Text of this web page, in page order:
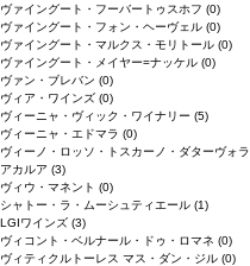
ヴァイングート・フーバートゥスホフ (0)
ヴァイングート・フォン・ヘーヴェル (0)
ヴァイングート・マルクス・モリトール (0)
ヴァイングート・メイヤー=ナッケル (0)
ヴァン・ブレバン (0)
ヴィア・ワインズ (0)
ヴィーニャ・ヴィック・ワイナリー (5)
ヴィーニャ・エドマラ (0)
ヴィーノ・ロッソ・トスカーノ・ダターヴォラ
アカルア (3)
ヴィウ・マネント (0)
シャトー・ラ・ムーシュティエール (1)
LGIワインズ (3)
ヴィコント・ベルナール・ドゥ・ロマネ (0)
ヴィティクルトーレス マス・ダン・ジル (0)